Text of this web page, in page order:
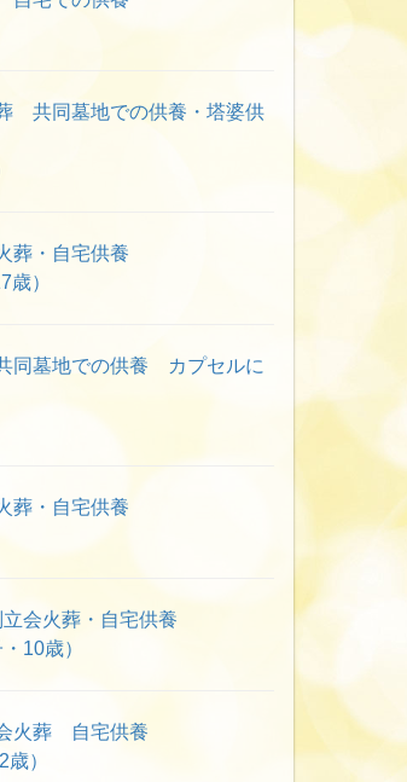
共同墓地での供養・塔婆供
葬・自宅供養
）
同墓地での供養 カプセルに
葬・自宅供養
会火葬・自宅供養
10歳）
火葬 自宅供養
）